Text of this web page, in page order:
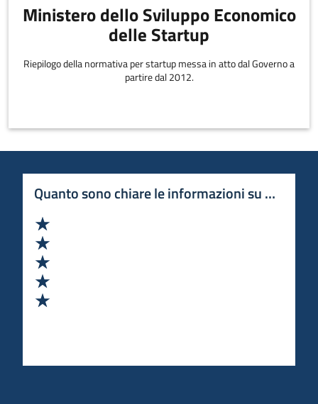
Ministero dello Sviluppo Economico
delle Startup
Riepilogo della normativa per startup messa in atto dal Governo a
partire dal 2012.
Quanto sono chiare le informazioni su questa